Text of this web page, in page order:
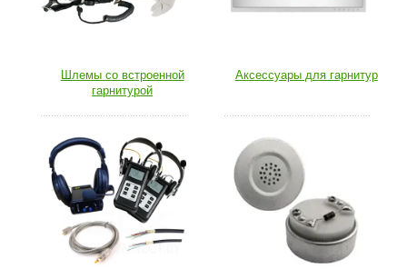
Шлемы со встроенной
гарнитурой
Аксессуары для гарнитур